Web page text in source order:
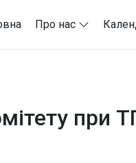
Про нас
при